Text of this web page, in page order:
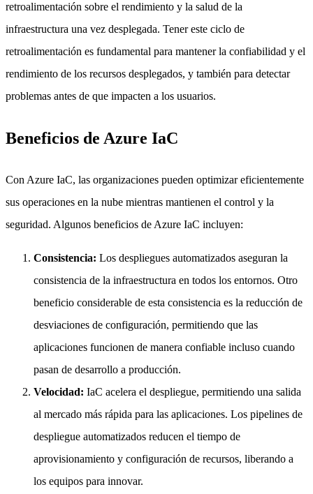
retroalimentación sobre el rendimiento y la salud de la
infraestructura una vez desplegada. Tener este ciclo de
retroalimentación es fundamental para mantener la confiabilidad y el
rendimiento de los recursos desplegados, y también para detectar
problemas antes de que impacten a los usuarios.
Beneficios de Azure IaC
Con Azure IaC, las organizaciones pueden optimizar eficientemente
sus operaciones en la nube mientras mantienen el control y la
seguridad. Algunos beneficios de Azure IaC incluyen:
Consistencia: Los despliegues automatizados aseguran la
consistencia de la infraestructura en todos los entornos. Otro
beneficio considerable de esta consistencia es la reducción de
desviaciones de configuración, permitiendo que las
aplicaciones funcionen de manera confiable incluso cuando
pasan de desarrollo a producción.
Velocidad: IaC acelera el despliegue, permitiendo una salida
al mercado más rápida para las aplicaciones. Los pipelines de
despliegue automatizados reducen el tiempo de
aprovisionamiento y configuración de recursos, liberando a
los equipos para innovar.